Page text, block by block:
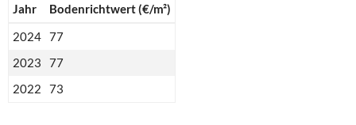
Jahr
Bodenrichtwert (€/m²)
2024 77
2023
77
2022
73